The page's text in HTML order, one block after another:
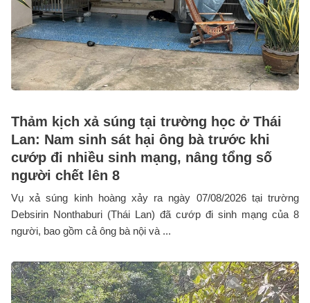
Thảm kịch xả súng tại trường học ở Thái
Lan: Nam sinh sát hại ông bà trước khi
cướp đi nhiều sinh mạng, nâng tổng số
người chết lên 8
Vụ xả súng kinh hoàng xảy ra ngày 07/08/2026 tại trường
Debsirin Nonthaburi (Thái Lan) đã cướp đi sinh mạng của 8
người, bao gồm cả ông bà nội và ...